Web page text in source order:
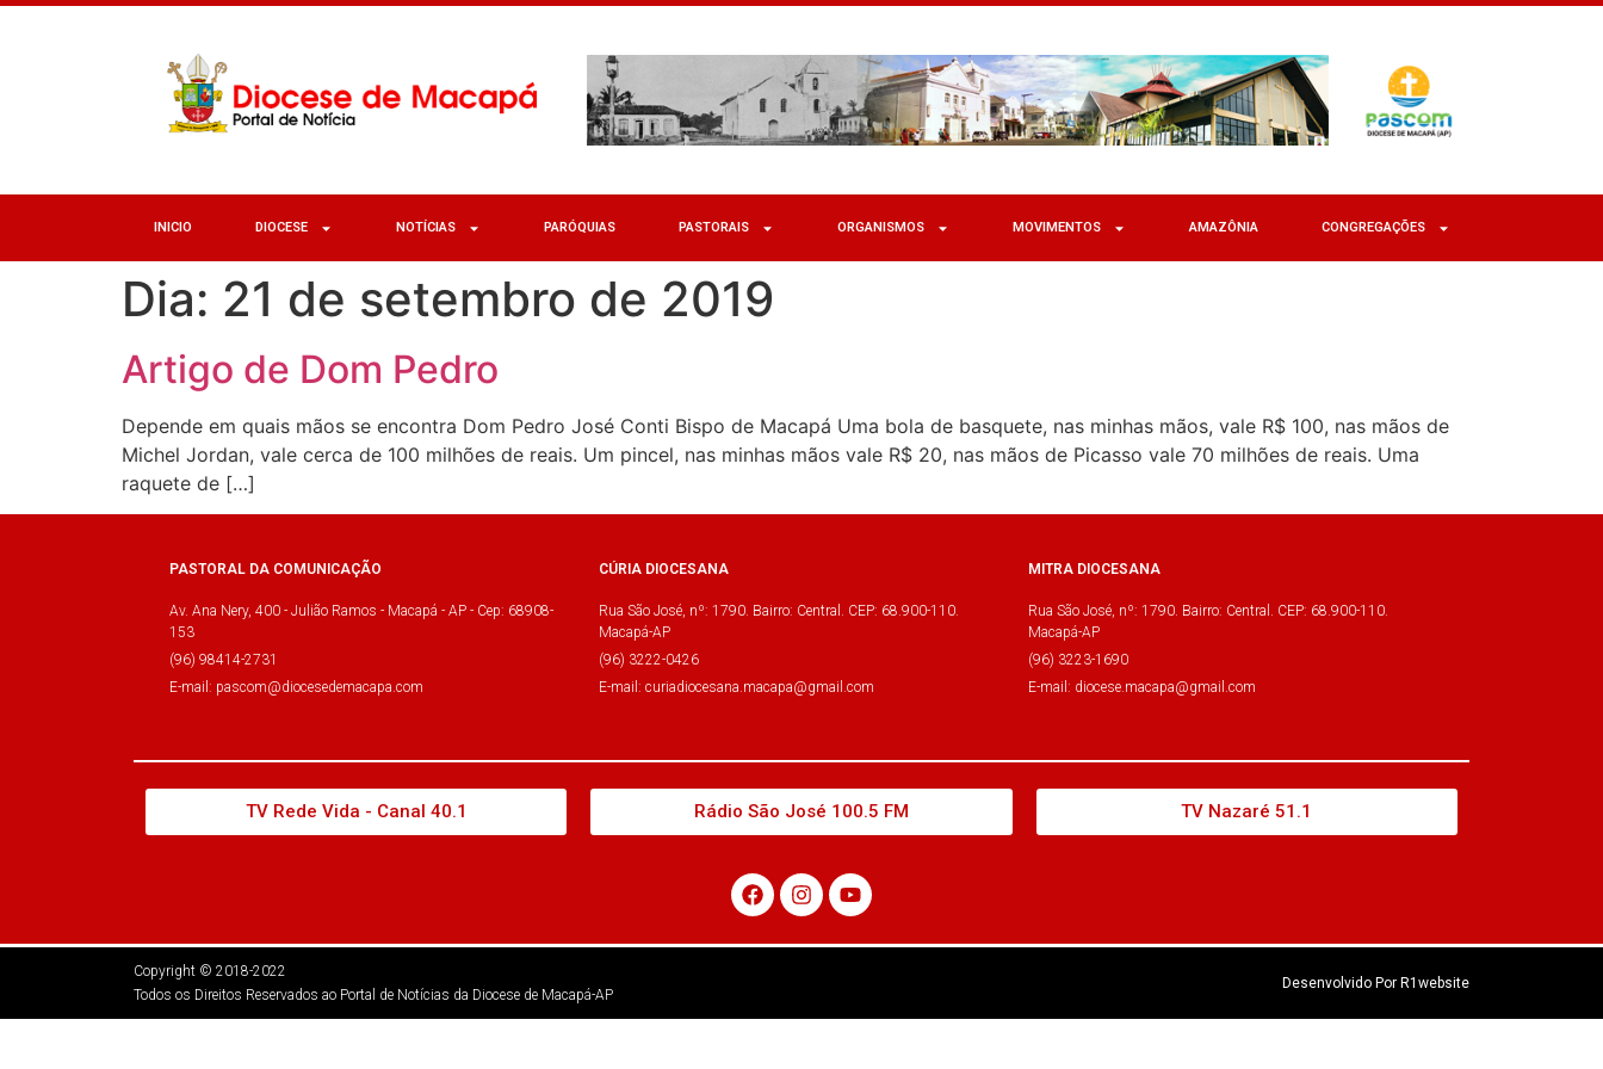
INICIO DIOCESE NOTÍCIAS PARÓQUIAS PASTORAIS ORGANISMOS MOVIMENTOS AMAZÔNIA CONGREGAÇÕES
Dia: 21 de setembro de 2019
Artigo de Dom Pedro
Depende em quais mãos se encontra Dom Pedro José Conti Bispo de Macapá Uma bola de basquete, nas minhas mãos, vale R$ 100, nas mãos de
Michel Jordan, vale cerca de 100 milhões de reais. Um pincel, nas minhas mãos vale R$ 20, nas mãos de Picasso vale 70 milhões de reais. Uma
raquete de […]
PASTORAL DA COMUNICAÇÃO
Av. Ana Nery, 400 - Julião Ramos - Macapá - AP - Cep: 68908-
153
(96) 98414-2731
E-mail: pascom@diocesedemacapa.com
CÚRIA DIOCESANA
Rua São José, nº: 1790. Bairro: Central. CEP: 68.900-110.
Macapá-AP
(96) 3222-0426
E-mail: curiadiocesana.macapa@gmail.com
MITRA DIOCESANA
Rua São José, nº: 1790. Bairro: Central. CEP: 68.900-110.
Macapá-AP
(96) 3223-1690
E-mail: diocese.macapa@gmail.com
TV Rede Vida - Canal 40.1 Rádio São José 100.5 FM TV Nazaré 51.1
Copyright © 2018-2022
Todos os Direitos Reservados ao Portal de Notícias da Diocese de Macapá-AP
Desenvolvido Por R1website